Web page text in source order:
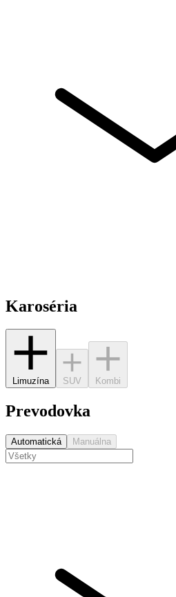
Karoséria
Limuzína SUV Kombi
Prevodovka
Automatická Manuálna